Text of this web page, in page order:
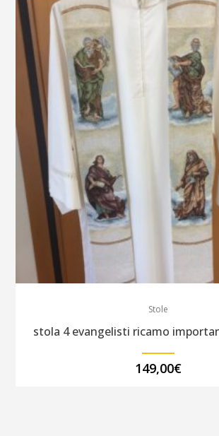
Stole
stola 4 evangelisti ricamo
149,00€